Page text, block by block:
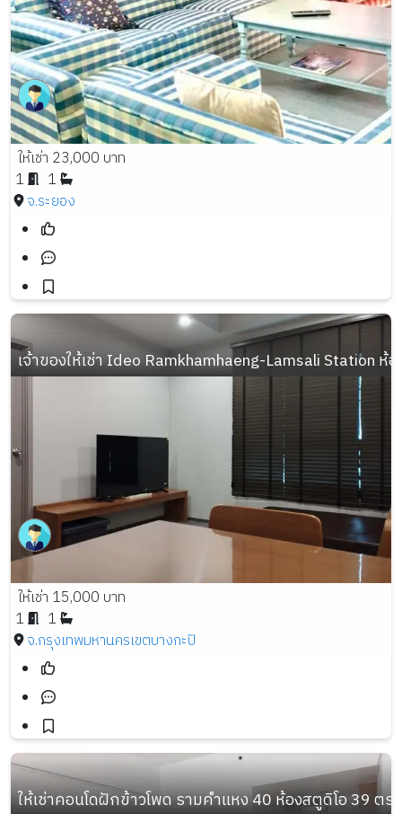
ให้เช่า 23,000 บาท
1
1
จ.ระยอง
เจ้าของให้เช่า Ideo Ramkhamhaeng-Lamsali Station
ให้เช่า 15,000 บาท
1
1
จ.กรุงเทพมหานครเขตบางกะปิ
ให้เช่าคอนโดฝักข้าวโพด รามคำแหง 40 ห้องสตูดิโอ 39 ต